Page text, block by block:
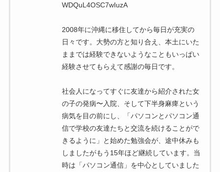
WDQuL4OSC7wIuzA
2008年に沖縄に移住してから毎日が充実の
日々です。大勢の方と知り合え、本土にいた
ままでは経験できないようなこともいっぱい
経験させてもらえて感謝の毎日です。
社会人になってすぐに友達から紹介された女
の子の発病〜入院、そして下半身麻痺という
病気を目の前にし、「パソコンとパソコン通
信で学校の友達たちと交流を続けることがで
きるように」と始めた勉強会が、途中休みも
しましたがもう15年ほど継続しています。当
時は「パソコン通信」を中心としていました